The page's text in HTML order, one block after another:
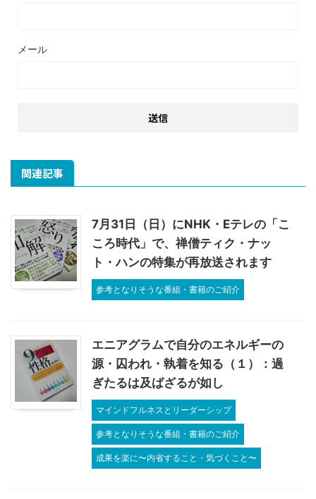
メール
関連記事
7月31日（日）にNHK・Eテレの「こ
ころ時代」で、禅僧ティク・ナッ
ト・ハンの特集が再放送されます
参考となりそうな番組・書籍のご紹介
エニアグラムで自分のエネルギーの
源・囚われ・執着を知る（１）：過
ぎたるは及ばざるが如し
マインドフルネスとリーダーシップ
参考となりそうな番組・書籍のご紹介
成果を楽に〜内省すること・気づくこと〜